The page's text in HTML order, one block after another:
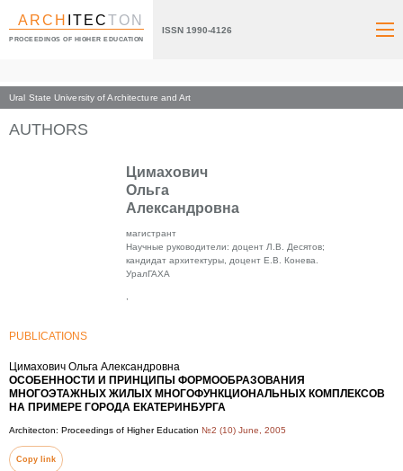
ARCH ITECTON
PROCEEDINGS OF HIGHER EDUCATION
ISSN 1990-4126
Ural State University of Architecture and Art
Index page
AUTHORS
Цимахович
Ольга
Александровна
магистрант
Научные руководители: доцент Л.В. Десятов;
кандидат архитектуры, доцент Е.В. Конева.
УралГАХА
PUBLICATIONS
Цимахович Ольга Александровна
ОСОБЕННОСТИ И ПРИНЦИПЫ ФОРМООБРАЗОВАНИЯ
МНОГОЭТАЖНЫХ ЖИЛЫХ МНОГОФУНКЦИОНАЛЬНЫХ КОМПЛЕКСОВ
НА ПРИМЕРЕ ГОРОДА ЕКАТЕРИНБУРГА
Architecton: Proceedings of Higher Education №2 (10) June, 2005
Copy link